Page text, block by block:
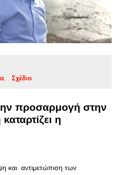
Σχέδιο
προσαρμογή στην
η
και αντιμετώπιση των